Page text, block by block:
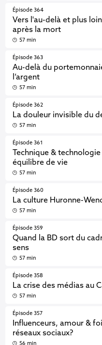
Épisode 364
Vers l'au-delà et plus
après la mort
57 min
Épisode 363
Au-delà du
l’argent
57 min
Épisode 362
La douleur invisible du
57 min
Épisode 361
Technique &
équilibre de vie
57 min
Épisode 360
La culture Huronne-
57 min
Épisode 359
Quand la BD sort du
sens
57 min
Épisode 358
La crise des médias au
57 min
Épisode 357
Influenceurs, amour &
réseaux sociaux?
56 min